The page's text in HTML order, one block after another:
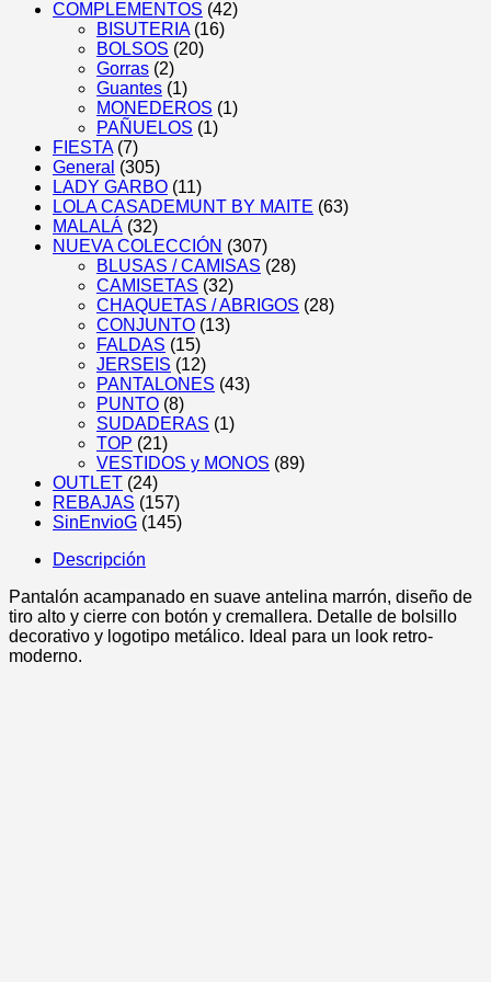
COMPLEMENTOS (42)
BISUTERIA (16)
BOLSOS (20)
Gorras (2)
Guantes (1)
MONEDEROS (1)
PAÑUELOS (1)
FIESTA (7)
General (305)
LADY GARBO (11)
LOLA CASADEMUNT BY MAITE (63)
MALALÁ (32)
NUEVA COLECCIÓN (307)
BLUSAS / CAMISAS (28)
CAMISETAS (32)
CHAQUETAS / ABRIGOS (28)
CONJUNTO (13)
FALDAS (15)
JERSEIS (12)
PANTALONES (43)
PUNTO (8)
SUDADERAS (1)
TOP (21)
VESTIDOS y MONOS (89)
OUTLET (24)
REBAJAS (157)
SinEnvioG (145)
Descripción
Pantalón acampanado en suave antelina marrón, diseño de
tiro alto y cierre con botón y cremallera. Detalle de bolsillo
decorativo y logotipo metálico. Ideal para un look retro-
moderno.